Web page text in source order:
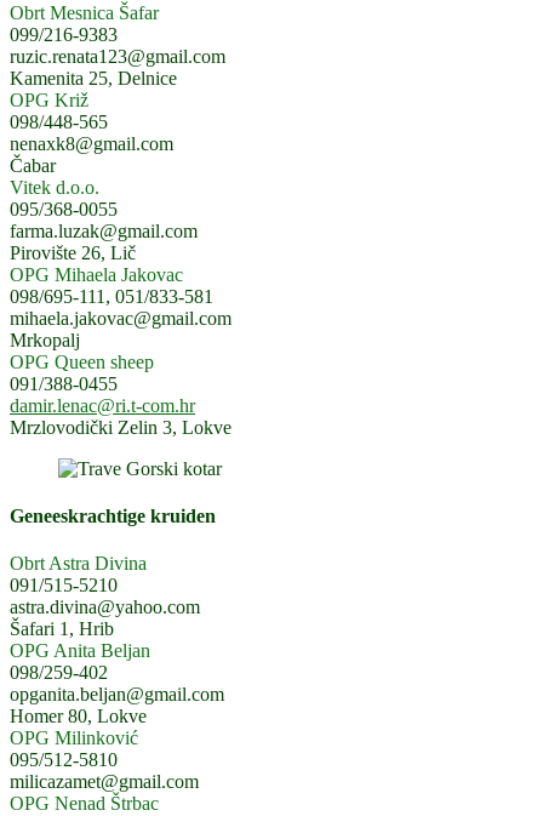
Obrt Mesnica Šafar
099/216-9383
ruzic.renata123@gmail.com
Kamenita 25, Delnice
OPG Križ
098/448-565
nenaxk8@gmail.com
Čabar
Vitek d.o.o.
095/368-0055
farma.luzak@gmail.com
Pirovište 26, Lič
OPG Mihaela Jakovac
098/695-111, 051/833-581
mihaela.jakovac@gmail.com
Mrkopalj
OPG Queen sheep
091/388-0455
damir.lenac@ri.t-com.hr
Mrzlovodički Zelin 3, Lokve
Geneeskrachtige kruiden
Obrt Astra Divina
091/515-5210
astra.divina@yahoo.com
Šafari 1, Hrib
OPG Anita Beljan
098/259-402
opganita.beljan@gmail.com
Homer 80, Lokve
OPG Milinković
095/512-5810
milicazamet@gmail.com
OPG Nenad Štrbac